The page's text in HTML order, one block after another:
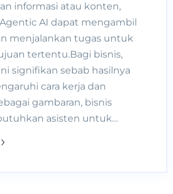
informasi atau konten,
AI dapat mengambil
menjalankan tugas untuk
tertentu.Bagi bisnis,
signifikan sebab hasilnya
cara kerja dan
gambaran, bisnis
asisten untuk…